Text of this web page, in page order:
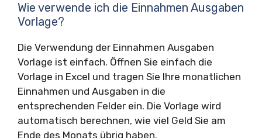
Wie verwende ich die Einnahmen Ausgaben
Vorlage?
Die Verwendung der Einnahmen Ausgaben
Vorlage ist einfach. Öffnen Sie einfach die
Vorlage in Excel und tragen Sie Ihre monatlichen
Einnahmen und Ausgaben in die
entsprechenden Felder ein. Die Vorlage wird
automatisch berechnen, wie viel Geld Sie am
Ende des Monats übrig haben.